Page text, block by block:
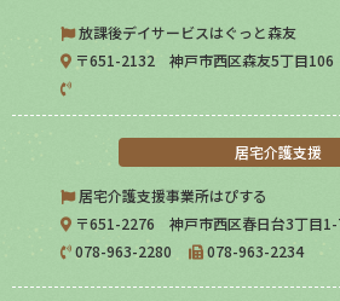
放課後デイサービスはぐっと森友
〒651-2132 神戸市西区森友5丁目106
居宅介護支援
居宅介護支援事業所はぴする
〒651-2276 神戸市西区春日台3丁目
078-963-2280
078-963-2234